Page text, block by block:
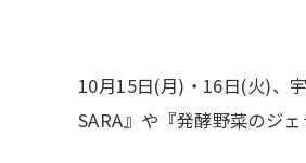
10月15日(月)・16日(火)、
SARA』や『発酵野菜のジ